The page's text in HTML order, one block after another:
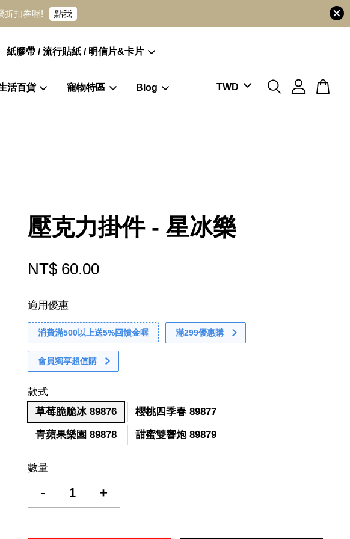
折扣券喔! 點我
紙膠帶 / 流行貼紙 / 明信片&卡片
活百貨 寵物特區 Blog
壓克力掛件 - 星冰樂
NT$ 60.00
適用優惠
消費滿500以上送5%回饋金喔 滿299優惠購
會員獨享超值購
款式
草莓脆脆冰 89876
櫻桃四季春 89877
青蘋果樂園 89878
甜蜜雙響炮 89879
數量
- +